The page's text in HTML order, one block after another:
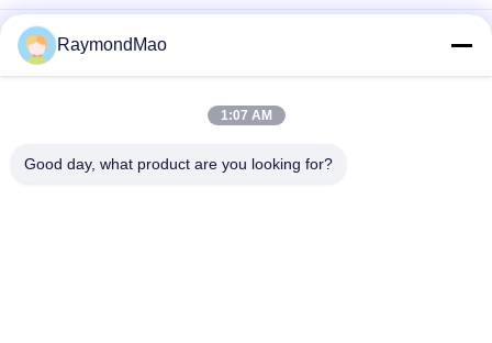
50/60 हर्ट्ज कॉपर प्लाज्मा कटिंग टॉर्च
प्लाज्मा काटने वाली मशाल ठंडा और हाइपरथर्म 028872 प्लाज्मा काटने वाली ठंडा
RaymondMao
1:07 AM
Good day, what product are you looking for?